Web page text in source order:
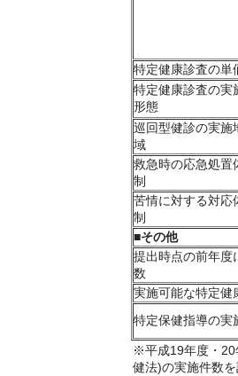
特定健康診査の単
特定健康診査の実
形態
巡回型健診の実施
域
救急時の応急処置
制
苦情に対する対応
制
■その他
提出時点の前年度
数
実施可能な特定健
特定保健指導の実
※平成19年度・20
健法)の実施件数